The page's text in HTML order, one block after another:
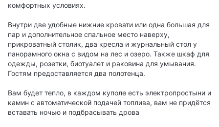
комфортных условиях.
Внутри две удобные нижние кровати или одна большая для
пар и дополнительное спальное место наверху,
прикроватный столик, два кресла и журнальный стол у
панорамного окна с видом на лес и озеро. Также шкаф для
одежды, розетки, биотуалет и раковина для умывания.
Гостям предоставляется два полотенца.
Вам будет тепло, в каждом куполе есть электропростыни и
камин с автоматической подачей топлива, вам не придётся
вставать ночью и подбрасывать дрова